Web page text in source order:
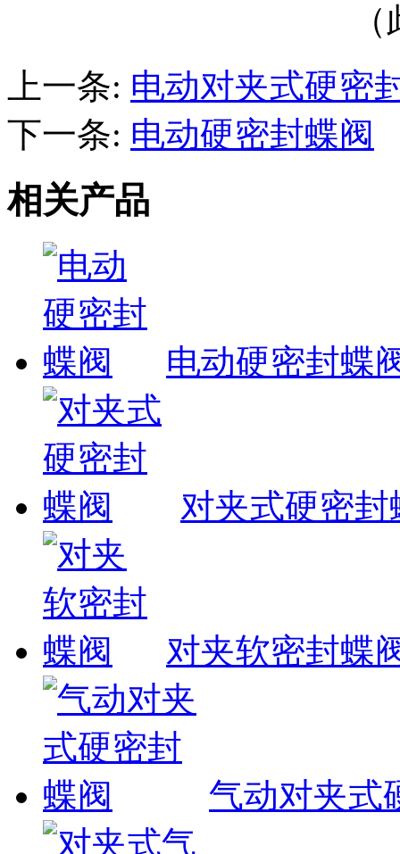
上一条: 电动对夹式硬密
下一条: 电动硬密封蝶阀
相关产品
电动硬密封蝶
对夹式硬密封
对夹软密封蝶
气动对夹式